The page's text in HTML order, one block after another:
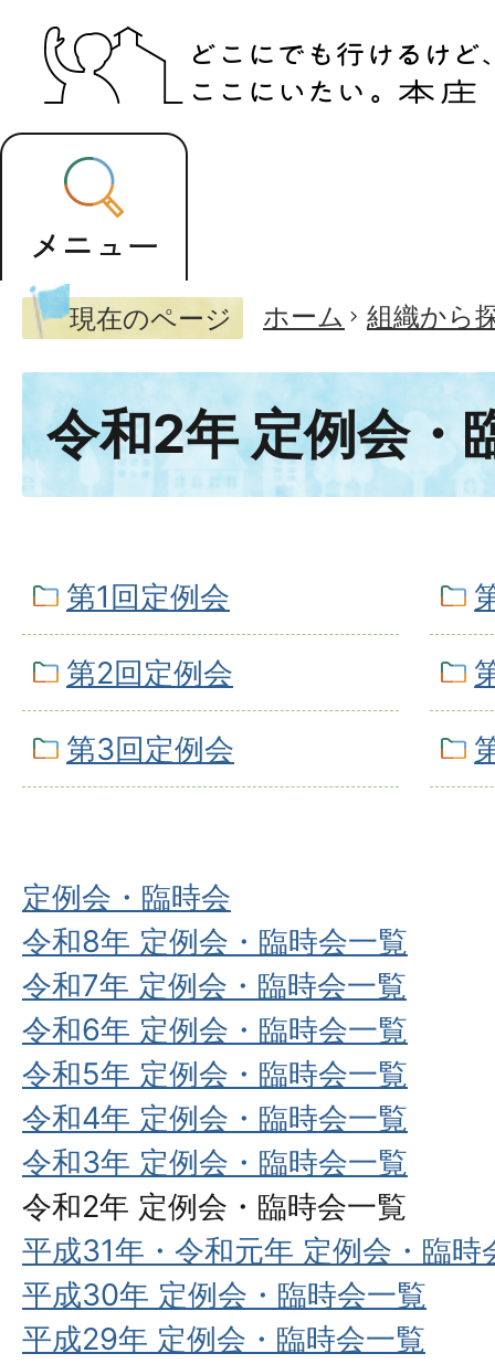
現在のページ ホーム 組織から
令和2年 定例会・
第1回定例会
第2回定例会
第3回定例会
定例会・臨時会
令和8年 定例会・臨時会一覧
令和7年 定例会・臨時会一覧
令和6年 定例会・臨時会一覧
令和5年 定例会・臨時会一覧
令和4年 定例会・臨時会一覧
令和3年 定例会・臨時会一覧
令和2年 定例会・臨時会一覧
平成31年・令和元年 定例会・臨時
平成30年 定例会・臨時会一覧
平成29年 定例会・臨時会一覧